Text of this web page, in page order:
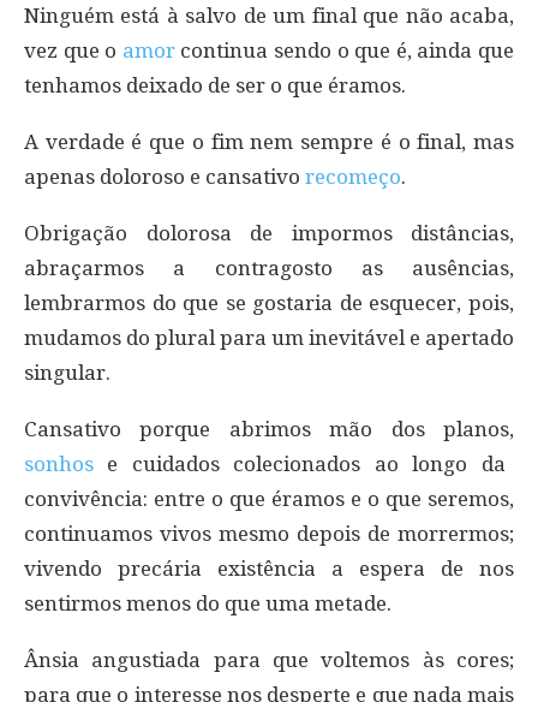
Ninguém está à salvo de um final que não acaba,
vez que o amorcontinua sendo o que é, ainda que
tenhamos deixado de ser o que éramos.
A verdade é que o fim nem sempre é o final, mas
apenas doloroso e cansativo recomeço.
Obrigação dolorosa de impormos distâncias,
abraçarmos a contragosto as ausências,
lembrarmos do que se gostaria de esquecer, pois,
mudamos do plural para um inevitável e apertado
singular.
Cansativo porque abrimos mão dos planos,
sonhos e cuidados colecionados ao longo da
convivência: entre o que éramos e o que seremos,
continuamos vivos mesmo depois de morrermos;
vivendo precária existência a espera de nos
sentirmos menos do que uma metade.
Ânsia angustiada para que voltemos às cores;
para que o interesse nos desperte e que nada mais